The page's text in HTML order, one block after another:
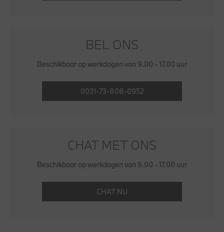
BEL ONS
Beschikbaar op werkdagen van 9.00 - 17.00 uur
0031-73-808-0952
CHAT MET ONS
Beschikbaar op werkdagen van 9.00 - 17.00 uur
CHAT NU